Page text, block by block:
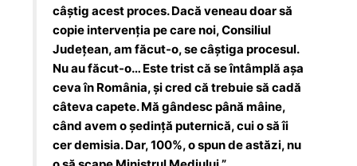
câștig acest proces. Dacă veneau doar să
copie intervenția pe care noi, Consiliul
Județean, am făcut-o, se câștiga procesul.
Nu au făcut-o… Este trist că se întâmplă așa
ceva în România, și cred că trebuie să cadă
câteva capete. Mă gândesc până mâine,
când avem o ședință puternică, cui o să îi
cer demisia. Dar, 100%, o spun de astăzi, nu